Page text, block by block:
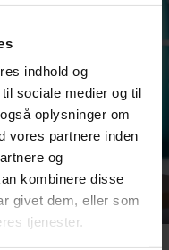
indhold og
sociale medier og til
oplysninger om
vores partnere inden
og
kombinere disse
givet dem, eller som
tjenester.